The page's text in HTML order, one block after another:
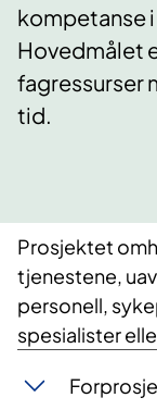
kompetanse
Hovedmålet
fagressurser
tid.
Prosjektet
tjenestene,
personell,
spesialister